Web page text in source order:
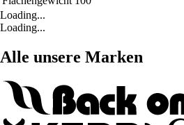
Loading...
Loading...
Alle unsere Marken